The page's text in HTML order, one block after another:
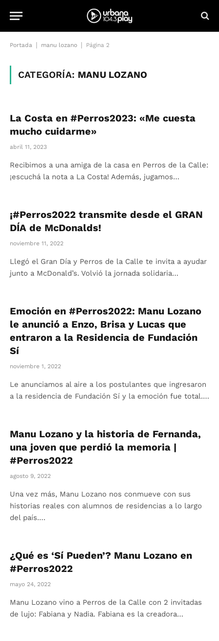
Portada manu lozano Página 2
CATEGORÍA: MANU LOZANO
La Costa en #Perros2023: «Me cuesta
mucho cuidarme»
abril 11, 2023
Recibimos a una amiga de la casa en Perros de la Calle:
¡escuchá la nota a La Costa! Además, jugamos…
¡#Perros2022 transmite desde el GRAN
DÍA de McDonalds!
noviembre 11, 2022
Llegó el Gran Día y Perros de la Calle te invita a ayudar
junto a McDonald’s. Volvió la jornada solidaria…
Emoción en #Perros2022: Manu Lozano
le anunció a Enzo, Brisa y Lucas que
entraron a la Residencia de Fundación
Sí
noviembre 1, 2022
Le anunciamos al aire a los postulantes que ingresaron
a la residencia de Fundación Sí y la emoción fue total.…
Manu Lozano y la historia de Fernanda,
una joven que perdió la memoria |
#Perros2022
agosto 9, 2022
Una vez más, Manu Lozano nos conmueve con sus
historias reales con alumnos de residencias a lo largo
del país.…
¿Qué es ‘Sí Pueden’? Manu Lozano en
#Perros2022
mayo 24, 2022
Manu Lozano vino a Perros de la Calle con 2 invitadas
de lujo: Fabiana y Nadia. Fabiana es la creadora…